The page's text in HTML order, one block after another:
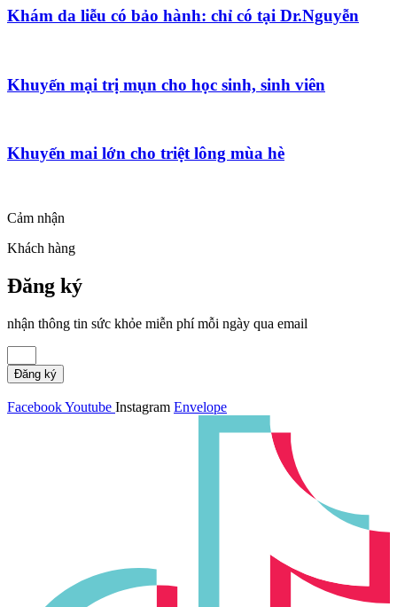
Khám da liễu có bảo hành: chỉ có tại Dr.Nguyễn
Khuyến mại trị mụn cho học sinh, sinh viên
Khuyến mai lớn cho triệt lông mùa hè
Cảm nhận
Khách hàng
Đăng ký
nhận thông tin sức khỏe miễn phí mỗi ngày qua email
Đăng ký
FacebookYoutube Instagram Envelope